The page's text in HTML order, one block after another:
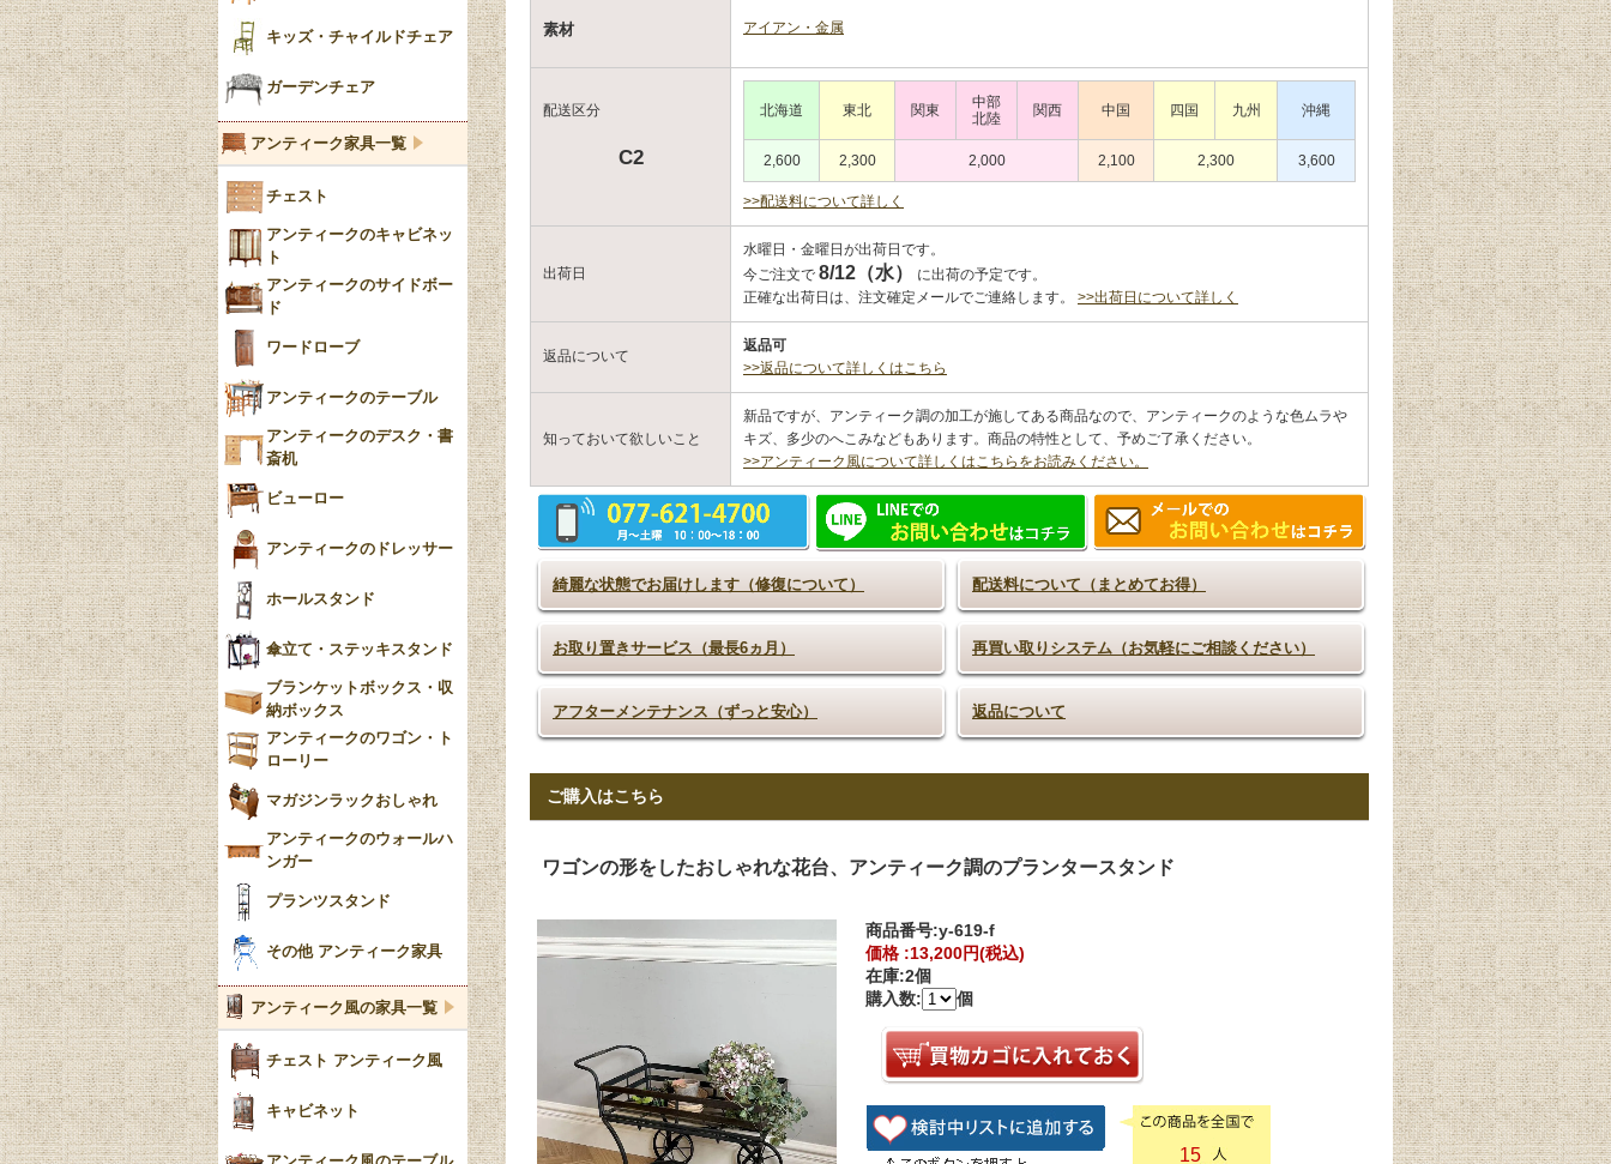
素材 アイアン・金属
配送区分
C2
北海道 東北 関東
中部
北陸
関西 中国 四国 九州 沖縄
2,600 2,300 2,000 2,100 2,300 3,600
>>配送料について詳しく
出荷日
水曜日・金曜日が出荷日です。
今ご注文で 8/12（水）
に出荷の予定です。
正確な出荷日は、注文確定メールでご連絡します。 >>出荷日について詳しく
返品について
返品可
>>返品について詳しくはこちら
知っておいて欲しいこと
新品ですが、アンティーク調の加工が施してある商品なので、アンティークのような色ムラや
キズ、多少のへこみなどもあります。商品の特性として、予めご了承ください。
>>アンティーク風について詳しくはこちらをお読みください。
綺麗な状態でお届けします（修復について）
お取り置きサービス（最長6ヵ月）
アフターメンテナンス（ずっと安心）
配送料について（まとめてお得）
再買い取りシステム（お気軽にご相談ください）
返品について
ご購入はこちら
ワゴンの形をしたおしゃれな花台、アンティーク調のプランタースタンド
商品番号:y-619-f
価格 :13,200円(税込)
在庫:2個
購入数:
個
15
陶器の人形
キャンドルホルダー
イマリ（IMARI）
ブルー＆ホワイト
ブルーウィローパターン
Blue）
YUAN
チンツ
クリノリン
キッズ・チャイルドチェア
ガーデンチェア
アンティーク家具一覧
チェスト
アンティークのキャビネッ
ト
アンティークのサイドボー
ド
ワードローブ
アンティークのテーブル
アンティークのデスク・書
斎机
ビューロー
アンティークのドレッサー
ホールスタンド
傘立て・ステッキスタンド
ブランケットボックス・収
納ボックス
アンティークのワゴン・ト
ローリー
マガジンラックおしゃれ
アンティークのウォールハ
ンガー
プランツスタンド
その他 アンティーク家具
アンティーク風の家具一覧
チェスト アンティーク風
キャビネット